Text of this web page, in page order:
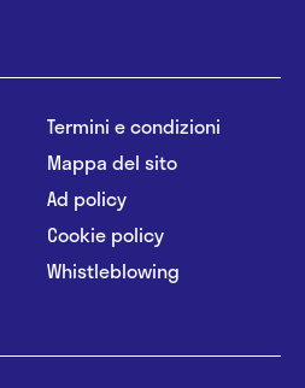
Termini e condizioni
Mappa del sito
Ad policy
Cookie policy
Whistleblowing